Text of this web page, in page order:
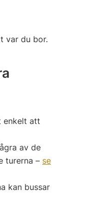
var du bor.
enkelt att
av de
turerna – se
kan bussar